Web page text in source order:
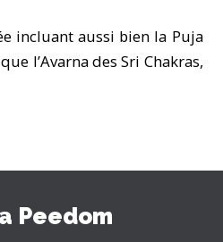
incluant aussi bien la Puja
l’Avarna des Sri Chakras,
Peedom